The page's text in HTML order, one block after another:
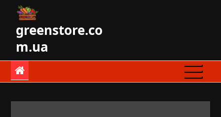
contentgreenstore.co
m.ua